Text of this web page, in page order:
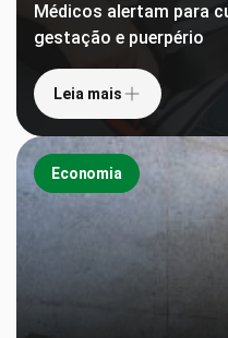
Médicos alertam para
gestação e puerpério
Leia mais
Economia